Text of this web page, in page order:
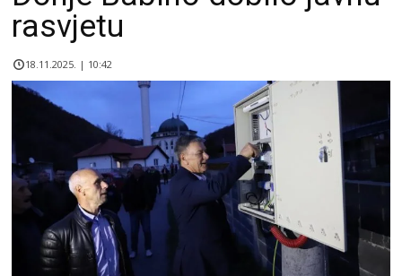
rasvjetu
18.11.2025. | 10:42